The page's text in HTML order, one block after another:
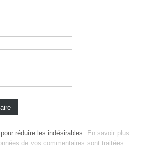
réduire les indésirables. En savoir plus
de vos commentaires sont traitées.